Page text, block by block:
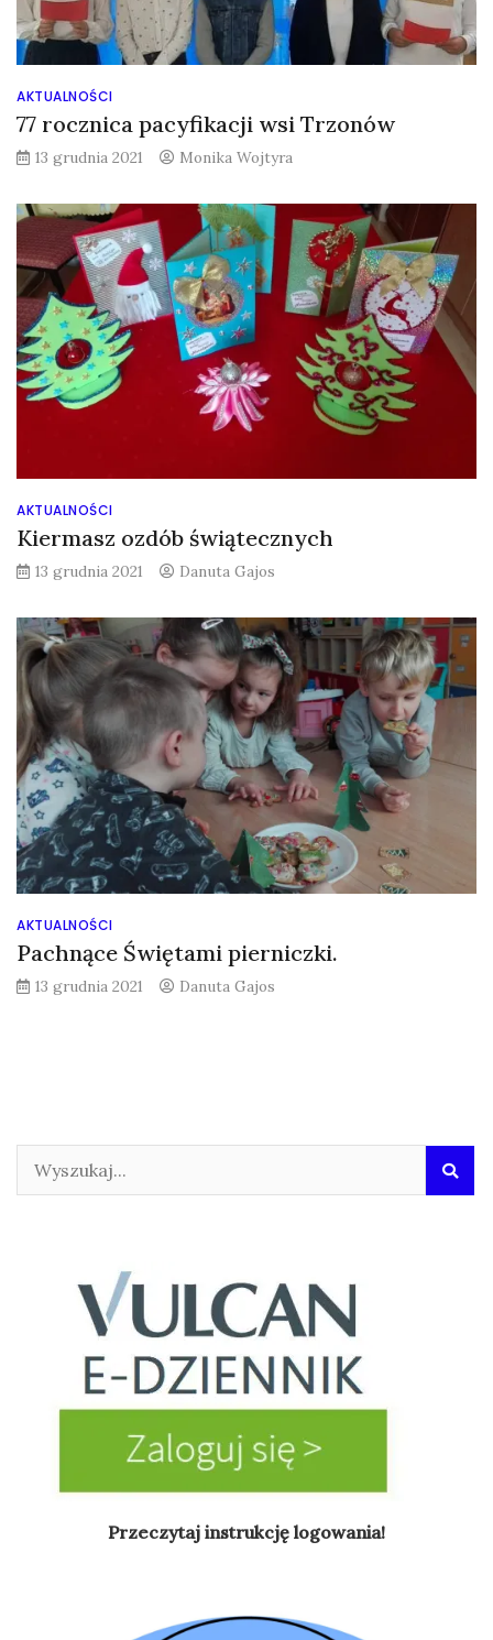
AKTUALNOŚCI
77 rocznica pacyfikacji wsi Trzonów
13 grudnia 2021 Monika Wojtyra
AKTUALNOŚCI
Kiermasz ozdób świątecznych
13 grudnia 2021 Danuta Gajos
AKTUALNOŚCI
Pachnące Świętami pierniczki.
13 grudnia 2021 Danuta Gajos
Przeczytaj instrukcję logowania!